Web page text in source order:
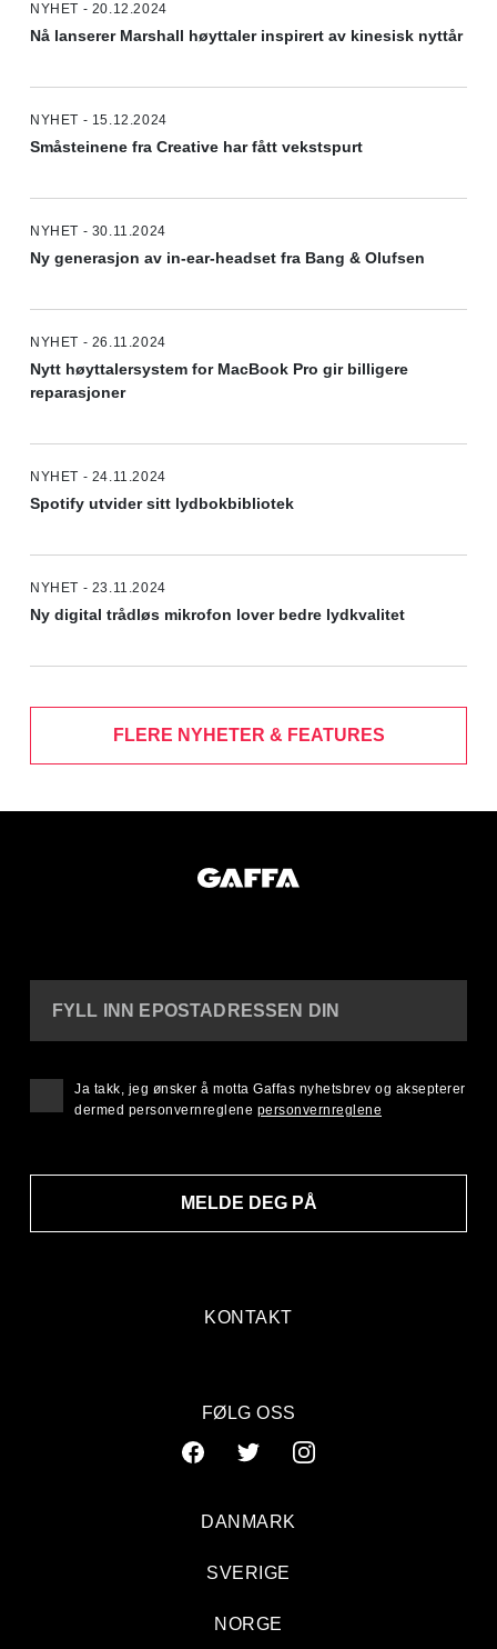
NYHET - 20.12.2024
Nå lanserer Marshall høyttaler inspirert av kinesisk nyttår
NYHET - 15.12.2024
Småsteinene fra Creative har fått vekstspurt
NYHET - 30.11.2024
Ny generasjon av in-ear-headset fra Bang & Olufsen
NYHET - 26.11.2024
Nytt høyttalersystem for MacBook Pro gir billigere
reparasjoner
NYHET - 24.11.2024
Spotify utvider sitt lydbokbibliotek
NYHET - 23.11.2024
Ny digital trådløs mikrofon lover bedre lydkvalitet
FLERE NYHETER & FEATURES
KONTAKT
FYLL INN EPOSTADRESSEN DIN
MELDE DEG PÅ
Ja takk, jeg ønsker å motta Gaffas nyhetsbrev og aksepterer
dermed personvernreglene personvernreglene
FØLG OSS
DANMARK
SVERIGE
NORGE